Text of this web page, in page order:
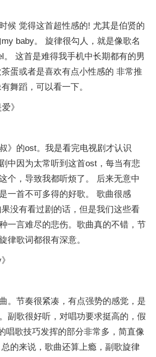
候 觉得这首超性感的! 尤其是伯贤的
baby。 旋律很勾人，就是像歌名
。 这首是难得我手机中长期都有的男
蛋或者是喜欢有点小性感的 非常推
舞蹈，可以看一下。
》
》的ost。我是看完电视剧才认识
中因为太常听到这首ost，每当有悲
个，导致我都听烦了。 后来无意中
一首不可多得的好歌。 歌曲很感
没有看过剧的话，但是我们这些看
一言难尽的悲伤。歌曲真的不错，节
律歌词都很有深意。
。节奏很紧凑，有点强势的感觉，是
副歌很好听，对唱功要求挺高的，假
唱歌技巧发挥的部分非常多，简直像
的来说，歌曲还算上瘾，副歌旋律